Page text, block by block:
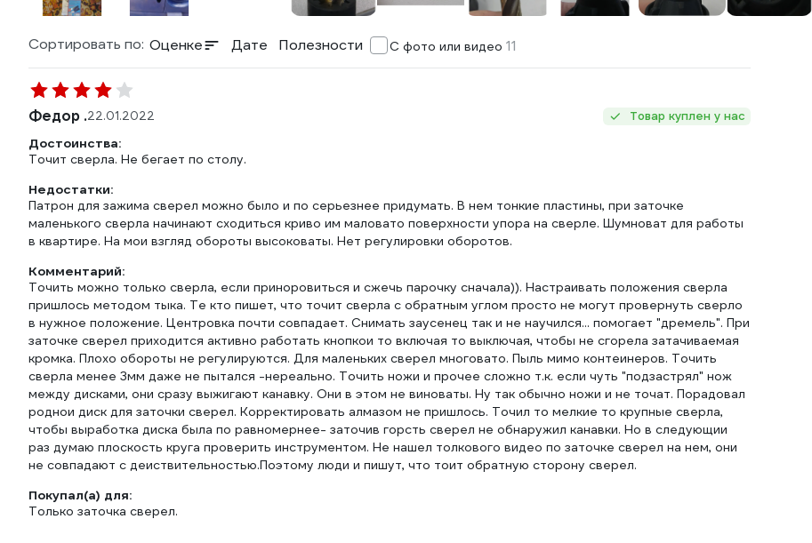
Сортировать по: Оценке Дате Полезности С фото или видео 11
Федор .22.01.2022 Товар куплен у нас
Достоинства:
Точит сверла. Не бегает по столу.
Недостатки:
Патрон для зажима сверел можно было и по серьезнее придумать. В нем тонкие пластины, при заточке
маленького сверла начинают сходиться криво им маловато поверхности упора на сверле. Шумноват для работы
в квартире. На мои взгляд обороты высоковаты. Нет регулировки оборотов.
Комментарий:
Точить можно только сверла, если приноровиться и сжечь парочку сначала)). Настраивать положения сверла
пришлось методом тыка. Те кто пишет, что точит сверла с обратным углом просто не могут провернуть сверло
в нужное положение. Центровка почти совпадает. Снимать заусенец так и не научился... помогает "дремель". При
заточке сверел приходится активно работать кнопкои то включая то выключая, чтобы не сгорела затачиваемая
кромка. Плохо обороты не регулируются. Для маленьких сверел многовато. Пыль мимо контеинеров. Точить
сверла менее 3мм даже не пытался -нереально. Точить ножи и прочее сложно т.к. если чуть "подзастрял" нож
между дисками, они сразу выжигают канавку. Они в этом не виноваты. Ну так обычно ножи и не точат. Порадовал
роднои диск для заточки сверел. Корректировать алмазом не пришлось. Точил то мелкие то крупные сверла,
чтобы выработка диска была по равномернее- заточив горсть сверел не обнаружил канавки. Но в следующии
раз думаю плоскость круга проверить инструментом. Не нашел толкового видео по заточке сверел на нем, они
не совпадают с деиствительностью.Поэтому люди и пишут, что тоит обратную сторону сверел.
Покупал(а) для:
Только заточка сверел.